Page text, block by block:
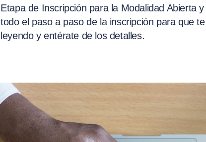
Etapa de Inscripción para la Modalidad Abierta
todo el paso a paso de la inscripción para que
leyendo y entérate de los detalles.